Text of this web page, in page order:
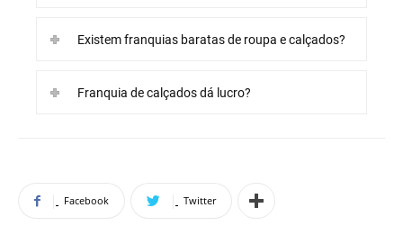
Existem franquias baratas de roupa e calçados?
Franquia de calçados dá lucro?
Facebook Twitter